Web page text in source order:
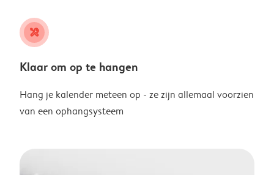
tools
Klaar om op te hangen
Hang je kalender meteen op - ze zijn allemaal voorzien
van een ophangsysteem